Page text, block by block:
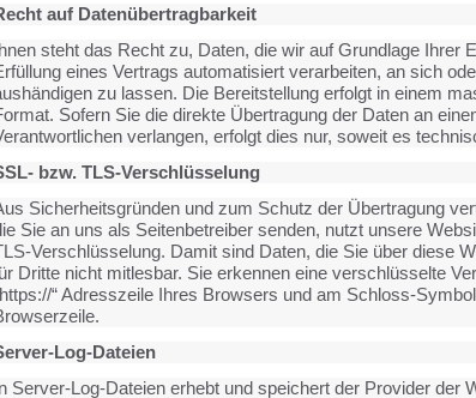
auf Datenübertragbarkeit
steht das Recht zu, Daten, die wir auf Grundlage Ihrer
eines Vertrags automatisiert verarbeiten, an sich
zu lassen. Die Bereitstellung erfolgt in einem
Sofern Sie die direkte Übertragung der Daten an
verlangen, erfolgt dies nur, soweit es
bzw. TLS-Verschlüsselung
Sicherheitsgründen und zum Schutz der Übertragung
Sie an uns als Seitenbetreiber senden, nutzt unsere
Verschlüsselung. Damit sind Daten, die Sie über diese
Dritte nicht mitlesbar. Sie erkennen eine verschlüsselte
“ Adresszeile Ihres Browsers und am Schloss-
Log-Dateien
Server-Log-Dateien erhebt und speichert der Provider der